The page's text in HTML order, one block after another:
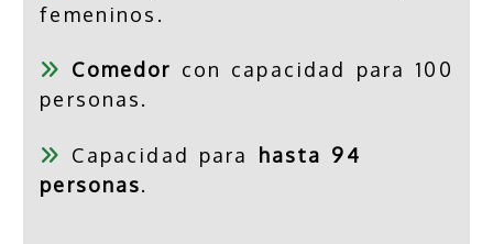
femeninos.
Comedor con capacidad para 100
personas.
Capacidad para hasta 94
personas.